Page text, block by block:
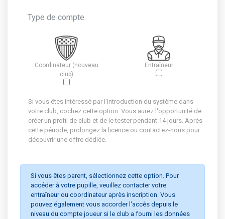
Type de compte
Coordinateur (nouveau
club)
Entraîneur
Si vous êtes intéressé par l'introduction du système dans
votre club, cochez cette option. Vous aurez l'opportunité de
créer un profil de club et de le tester pendant 14 jours. Après
cette période, prolongez la licence ou contactez-nous pour
découvrir une offre dédiée.
Si vous êtes parent, sélectionnez cette option. Pour
accéder à votre pupille, veuillez contacter votre
entraîneur ou coordinateur après inscription. Vous
pouvez également vous accorder l'accès depuis le
niveau du compte joueur si le club a fourni les données